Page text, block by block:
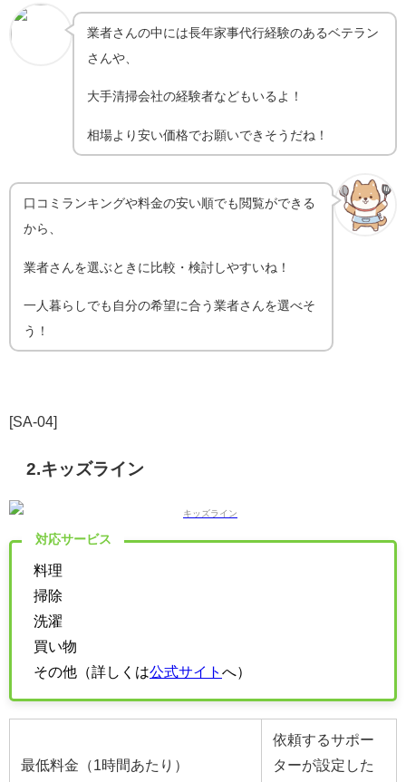
業者さんの中には長年家事代行経験のあるベテラン
さんや、
大手清掃会社の経験者などもいるよ！
相場より安い価格でお願いできそうだね！
口コミランキングや料金の安い順でも閲覧ができる
から、
業者さんを選ぶときに比較・検討しやすいね！
一人暮らしでも自分の希望に合う業者さんを選べそ
う！
[SA-04]
2.キッズライン
対応サービス
料理
掃除
洗濯
買い物
その他（詳しくは公式サイト へ）
最低料金（1時間あたり）
依頼するサポー
ターが設定した